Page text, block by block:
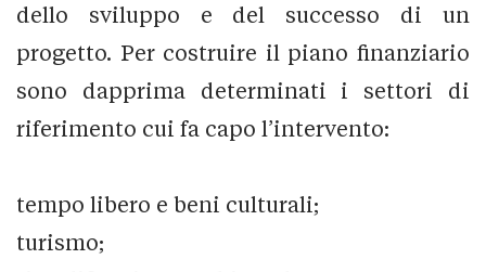
dello sviluppo e del successo di un
progetto. Per costruire il piano finanziario
sono dapprima determinati i settori di
riferimento cui fa capo l’intervento:
tempo libero e beni culturali;
turismo;